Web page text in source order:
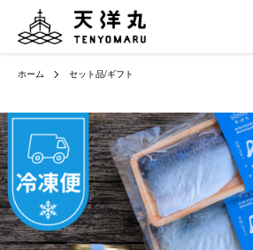
ホーム セット品/ギフト